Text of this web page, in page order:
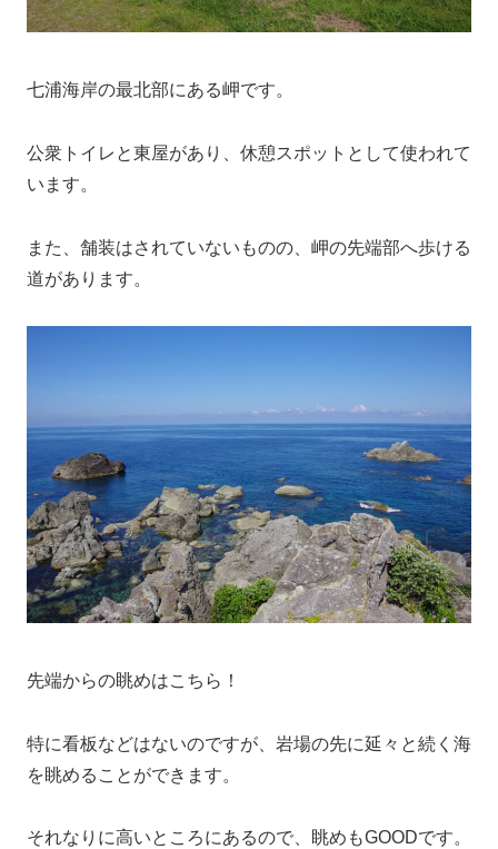
七浦海岸の最北部にある岬です。
公衆トイレと東屋があり、休憩スポットとして使われて
います。
また、舗装はされていないものの、岬の先端部へ歩ける
道があります。
先端からの眺めはこちら！
特に看板などはないのですが、岩場の先に延々と続く海
を眺めることができます。
それなりに高いところにあるので、眺めもGOODです。